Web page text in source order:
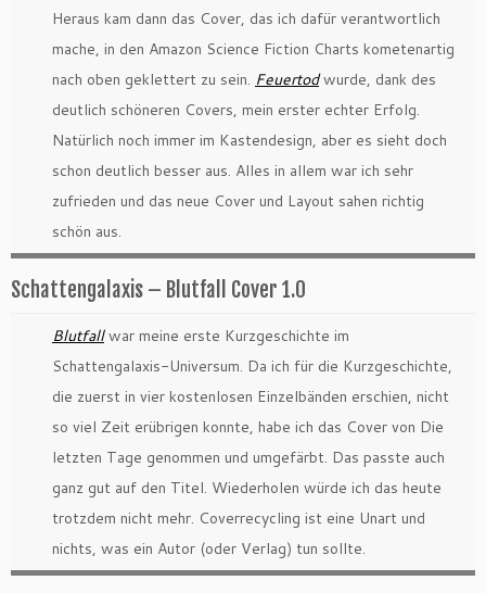
Heraus kam dann das Cover, das ich dafür verantwortlich
mache, in den Amazon Science Fiction Charts kometenartig
nach oben geklettert zu sein. Feuertodwurde, dank des
deutlich schöneren Covers, mein erster echter Erfolg.
Natürlich noch immer im Kastendesign, aber es sieht doch
schon deutlich besser aus. Alles in allem war ich sehr
zufrieden und das neue Cover und Layout sahen richtig
schön aus.
Schattengalaxis – Blutfall Cover 1.0
Blutfallwar meine erste Kurzgeschichte im
Schattengalaxis-Universum. Da ich für die Kurzgeschichte,
die zuerst in vier kostenlosen Einzelbänden erschien, nicht
so viel Zeit erübrigen konnte, habe ich das Cover von Die
letzten Tage genommen und umgefärbt. Das passte auch
ganz gut auf den Titel. Wiederholen würde ich das heute
trotzdem nicht mehr. Coverrecycling ist eine Unart und
nichts, was ein Autor (oder Verlag) tun sollte.